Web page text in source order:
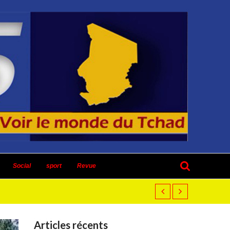
Social sport Revue
Articles récents